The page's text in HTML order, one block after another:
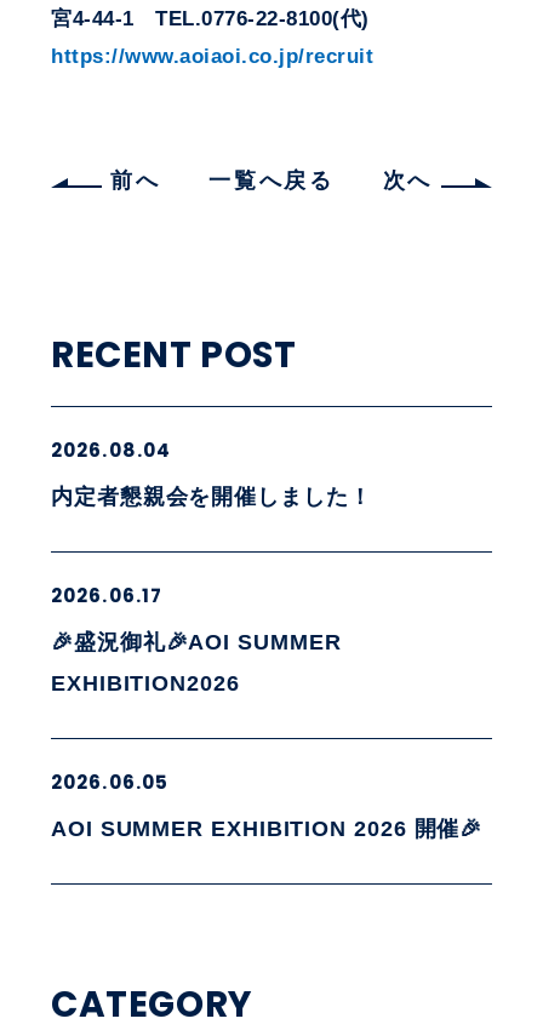
RECENT POST
2026.08.04
内定者懇親会を開催しました！
2026.06.17
🎉盛況御礼🎉AOI SUMMER
EXHIBITION2026
2026.06.05
AOI SUMMER EXHIBITION 2026 開催🎉
CATEGORY
宮4-44-1 TEL.0776-22-8100(代)
https://www.aoiaoi.co.jp/recruit
前へ 一覧へ戻る 次へ